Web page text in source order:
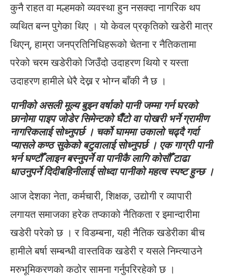
कुनै राहत वा मल्हमको व्यवस्था हुन नसक्दा नागरिक थप
व्यथित बन्न पुगेका थिए । यो केवल प्रकृतिको खडेरी मात्र
थिएन्, हाम्रा जनप्रतिनिधिहरूको चेतना र नैतिकतामा
परेको चरम खडेरीको जिउँदो उदाहरण थियो र यस्ता
उदाहरण हामीले धेरै देख्न र भोग्न बाँकी नै छ ।
पानीको असली मूल्य बुझ्न वर्षाको पानी जम्मा गर्न घरको
छानोमा पाइप जोडेर सिमेन्टको घैँटो वा पोखरी भर्ने ग्रामीण
नागरिकलाई सोध्नुपर्छ । चर्को घाममा उकालो चढ्दै गर्दा
प्यासले कण्ठ सुकेको बटुवालाई सोध्नुपर्छ । एक गाग्री पानी
भर्न घण्टौँ लाइन बस्नुपर्ने वा पानीकै लागि कोसौँ टाढा
धाउनुपर्ने दिदीबहिनीलाई सोध्दा पानीको महत्व स्पष्ट हुन्छ ।
आज देशका नेता, कर्मचारी, शिक्षक, उद्योगी र व्यापारी
लगायत समाजका हरेक तप्काको नैतिकता र इमान्दारीमा
खडेरी परेको छ । र विडम्बना, यही नैतिक खडेरीका बीच
हामीले बर्षा सम्बन्धी वास्तविक खडेरी र यसले निम्त्याउने
मरुभूमिकरणको कठोर सामना गर्नुपरिरहेको छ ।